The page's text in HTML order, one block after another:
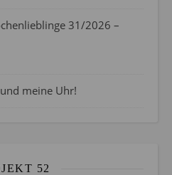
31/2026 –
meine Uhr!
52